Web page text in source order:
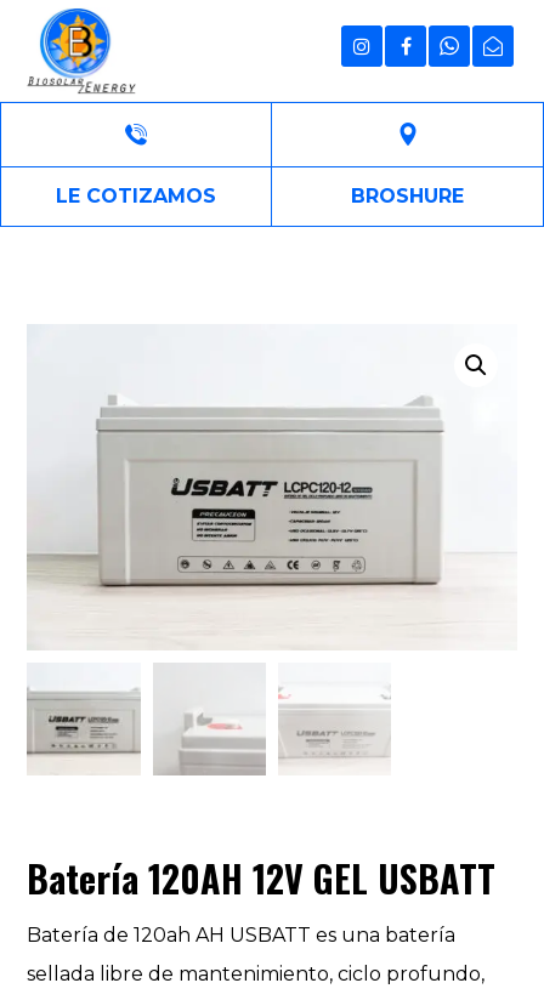
LE COTIZAMOS BROSHURE
Batería 120AH 12V GEL USBATT
Batería de 120ah AH USBATT es una batería
sellada libre de mantenimiento, ciclo profundo,